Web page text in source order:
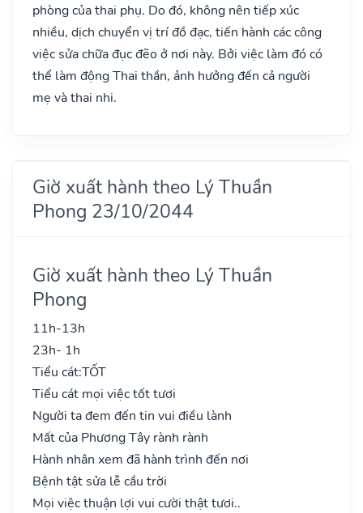
phòng của thai phụ. Do đó, không nên tiếp xúc
nhiều, dịch chuyển vị trí đồ đạc, tiến hành các công
việc sửa chữa đục đẽo ở nơi này. Bởi việc làm đó có
thể làm động Thai thần, ảnh hưởng đến cả người
mẹ và thai nhi.
Giờ xuất hành theo Lý Thuần
Phong 23/10/2044
Giờ xuất hành theo Lý Thuần
Phong
11h-13h
23h- 1h
Tiểu cát:TỐT
Tiểu cát mọi việc tốt tươi
Người ta đem đến tin vui điều lành
Mất của Phương Tây rành rành
Hành nhân xem đã hành trình đến nơi
Bệnh tật sửa lễ cầu trời
Mọi việc thuận lợi vui cười thật tươi..